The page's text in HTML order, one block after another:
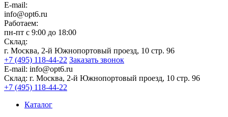
E-mail:
info@opt6.ru
Работаем:
пн-пт с 9:00 до 18:00
Склад:
г. Москва, 2-й Южнопортовый проезд, 10 стр. 96
+7 (495) 118-44-22 Заказать звонок
E-mail: info@opt6.ru
Склад: г. Москва, 2-й Южнопортовый проезд, 10 стр. 96
+7 (495) 118-44-22
Каталог